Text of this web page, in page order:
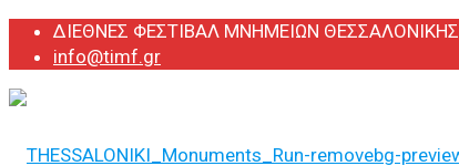
ΔΙΕΘΝΕΣ ΦΕΣΤΙΒΑΛ ΜΝΗΜΕΙΩΝ ΘΕΣΣΑΛΟΝΙΚΗΣ
info@timf.gr